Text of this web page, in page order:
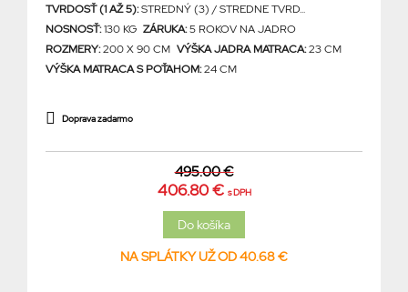
TVRDOSŤ (1 AŽ 5):STREDNÝ (3) / STREDNE TVRD...
NOSNOSŤ:130 KG ZÁRUKA:5 ROKOV NA JADRO
ROZMERY:200 X 90 CM VÝŠKA JADRA MATRACA:23 CM
VÝŠKA MATRACA S POŤAHOM:24 CM
Doprava zadarmo
495.00 €
406.80 € s DPH
NA SPLÁTKY UŽ OD 40.68 €